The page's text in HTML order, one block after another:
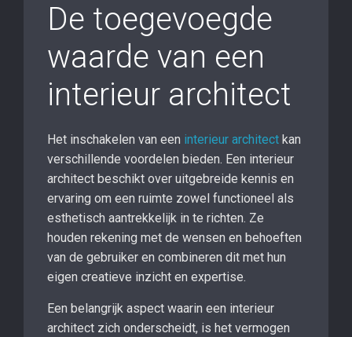
De toegevoegde
waarde van een
interieur architect
Het inschakelen van een interieur architect kan
verschillende voordelen bieden. Een interieur
architect beschikt over uitgebreide kennis en
ervaring om een ruimte zowel functioneel als
esthetisch aantrekkelijk in te richten. Ze
houden rekening met de wensen en behoeften
van de gebruiker en combineren dit met hun
eigen creatieve inzicht en expertise.
Een belangrijk aspect waarin een interieur
architect zich onderscheidt, is het vermogen